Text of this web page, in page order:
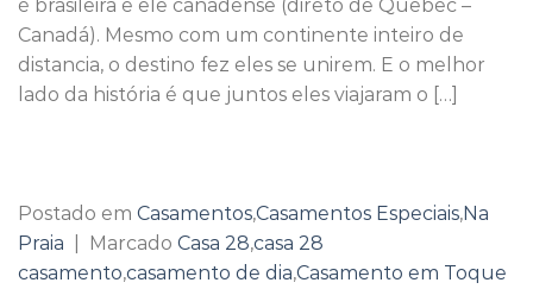
é brasileira e ele canadense (direto de Quebec –
Canadá). Mesmo com um continente inteiro de
distancia, o destino fez eles se unirem. E o melhor
lado da história é que juntos eles viajaram o […]
Postado em Casamentos,Casamentos Especiais,Na
Praia
Marcado Casa 28,casa 28
casamento,casamento de dia,Casamento em Toque